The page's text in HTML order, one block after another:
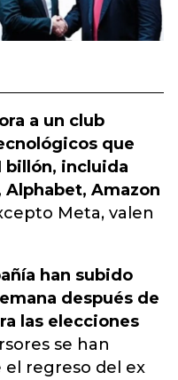
a un club
que
billón, incluida
Amazon
Meta, valen
han subido
después de
las elecciones
se han
regreso del ex